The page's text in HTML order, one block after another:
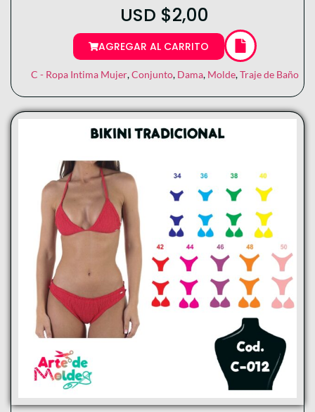
USD $2,00
AGREGAR AL CARRITO
C - Ropa Intima Mujer, Conjunto, Dama, Molde, Traje de Baño